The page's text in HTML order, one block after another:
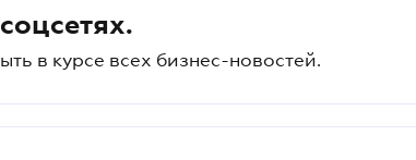
в курсе всех бизнес-новостей.